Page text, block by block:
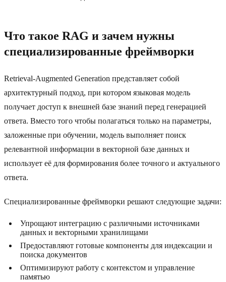
Что такое RAG и зачем нужны
специализированные фреймворки
Retrieval-Augmented Generation представляет собой
архитектурный подход, при котором языковая модель
получает доступ к внешней базе знаний перед генерацией
ответа. Вместо того чтобы полагаться только на параметры,
заложенные при обучении, модель выполняет поиск
релевантной информации в векторной базе данных и
использует её для формирования более точного и актуального
ответа.
Специализированные фреймворки решают следующие задачи:
Упрощают интеграцию с различными источниками
данных и векторными хранилищами
Предоставляют готовые компоненты для индексации и
поиска документов
Оптимизируют работу с контекстом и управление
памятью